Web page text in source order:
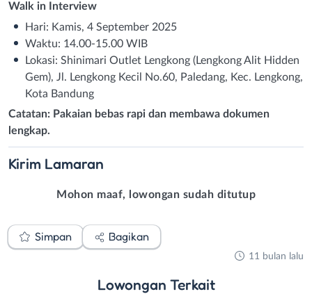
Walk in Interview
Hari: Kamis, 4 September 2025
Waktu: 14.00-15.00 WIB
Lokasi: Shinimari Outlet Lengkong (Lengkong Alit Hidden
Gem), Jl. Lengkong Kecil No.60, Paledang, Kec. Lengkong,
Kota Bandung
Catatan: Pakaian bebas rapi dan membawa dokumen
lengkap.
Kirim Lamaran
Mohon maaf, lowongan sudah ditutup
Simpan Bagikan
11 bulan lalu
Lowongan Terkait